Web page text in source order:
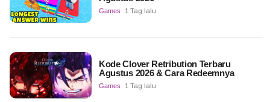
Games 1 Tag lalu
Kode Clover Retribution Terbaru
Agustus 2026 & Cara Redeemnya
Games 1 Tag lalu